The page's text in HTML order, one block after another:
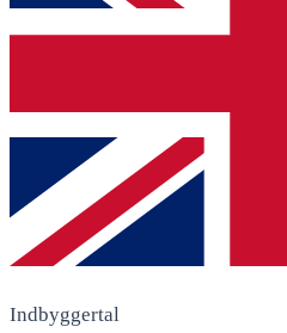
Indbyggertal